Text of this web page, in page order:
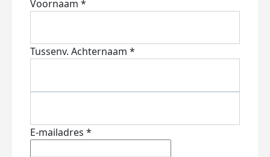
Voornaam *
Tussenv. Achternaam *
E-mailadres *